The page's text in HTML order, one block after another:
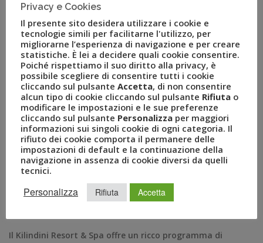
Il Kilindini Resort & Spa dispone di un ristorante dove gli
ospiti potranno trovare ricchi buffet con specialità della
cucina italiana, locale e internazionale come pesce fresco
alla griglia e gustosa frutta tropicale tipica del posto.
Ultimata la cena gli ospiti potranno raggiungere i due bar
presenti all’interno del resort per sorseggiare un ulteriore
cocktail e godere della brezza marina. La struttura offre
inoltre attività sportive a contatto con la natura e
intrattenimento diurno e serale. Per gli appassionati di
snorkeling e delle immersioni il Resort mette a
disposizione un centro diving a pagamento. Per poter
vivere una vacanza di relax a 360 gradi all’interno del
Kilindini è possibile usufruire anche della Spa che offre ai
propri ospiti momenti da dedicare alla cura del corpo e
Il Kilindini Resort & Spa offre un ricco programma di
Privacy e Cookies
Il presente sito desidera utilizzare i cookie e
tecnologie simili per facilitarne l'utilizzo, per
migliorarne l’esperienza di navigazione e per creare
statistiche. È lei a decidere quali cookie consentire.
Poiché rispettiamo il suo diritto alla privacy, è
possibile scegliere di consentire tutti i cookie
cliccando sul pulsante Accetta, di non consentire
alcun tipo di cookie cliccando sul pulsante Rifiuta o
modificare le impostazioni e le sue preferenze
cliccando sul pulsante Personalizza per maggiori
informazioni sui singoli cookie di ogni categoria. Il
rifiuto dei cookie comporta il permanere delle
impostazioni di default e la continuazione della
navigazione in assenza di cookie diversi da quelli
tecnici.
Personalizza Rifiuta Accetta